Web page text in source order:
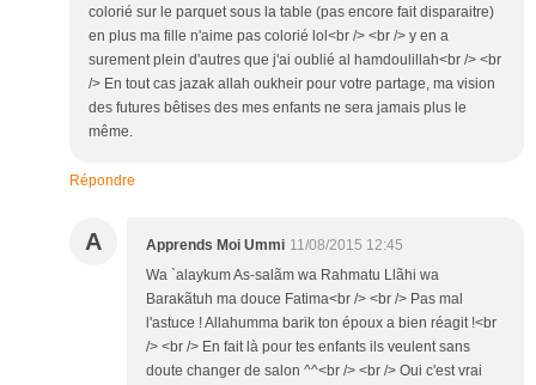
colorié sur le parquet sous la table (pas encore fait disparaitre)
en plus ma fille n'aime pas colorié lol<br /> <br /> y en a
surement plein d'autres que j'ai oublié al hamdoulillah<br /> <br
/> En tout cas jazak allah oukheir pour votre partage, ma vision
des futures bêtises des mes enfants ne sera jamais plus le
même.
Répondre
A Apprends Moi Ummi 11/08/2015 12:45
Wa `alaykum As-salãm wa Rahmatu Llãhi wa
Barakãtuh ma douce Fatima<br /> <br /> Pas mal
l'astuce ! Allahumma barik ton époux a bien réagit !<br
/> <br /> En fait là pour tes enfants ils veulent sans
doute changer de salon ^^<br /> <br /> Oui c'est vrai